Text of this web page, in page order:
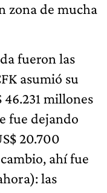
zona de mucha
fueron las
asumió su
millones
fue dejando
20.700
ahí fue
las